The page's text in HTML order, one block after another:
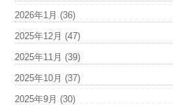
2026年1月 (36)
2025年12月 (47)
2025年11月 (39)
2025年10月 (37)
2025年9月 (30)